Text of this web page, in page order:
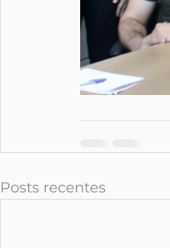
Posts recentes